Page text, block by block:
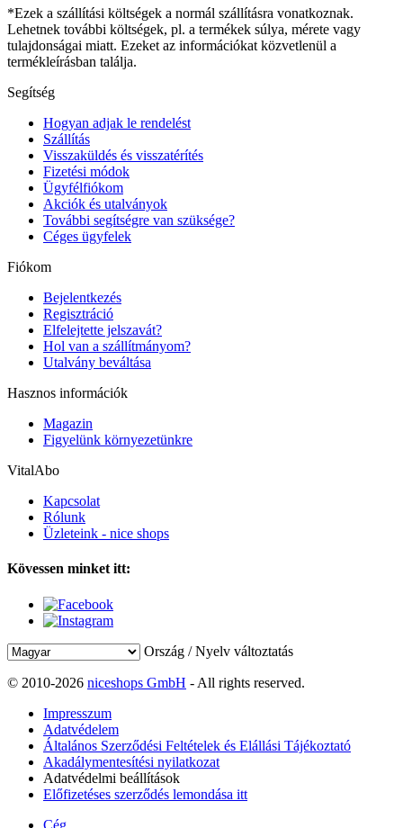
*Ezek a szállítási költségek a normál szállításra vonatkoznak.
Lehetnek további költségek, pl. a termékek súlya, mérete vagy
tulajdonságai miatt. Ezeket az információkat közvetlenül a
termékleírásban találja.
Segítség
Hogyan adjak le rendelést
Szállítás
Visszaküldés és visszatérítés
Fizetési módok
Ügyfélfiókom
Akciók és utalványok
További segítségre van szüksége?
Céges ügyfelek
Fiókom
Bejelentkezés
Regisztráció
Elfelejtette jelszavát?
Hol van a szállítmányom?
Utalvány beváltása
Hasznos információk
Magazin
Figyelünk környezetünkre
VitalAbo
Kapcsolat
Rólunk
Üzleteink - nice shops
Kövessen minket itt:
Ország / Nyelv változtatás
© 2010-2026 niceshops GmbH - All rights reserved.
Impresszum
Adatvédelem
Általános Szerződési Feltételek és Elállási Tájékoztató
Akadálymentesítési nyilatkozat
Adatvédelmi beállítások
Előfizetéses szerződés lemondása itt
Cég